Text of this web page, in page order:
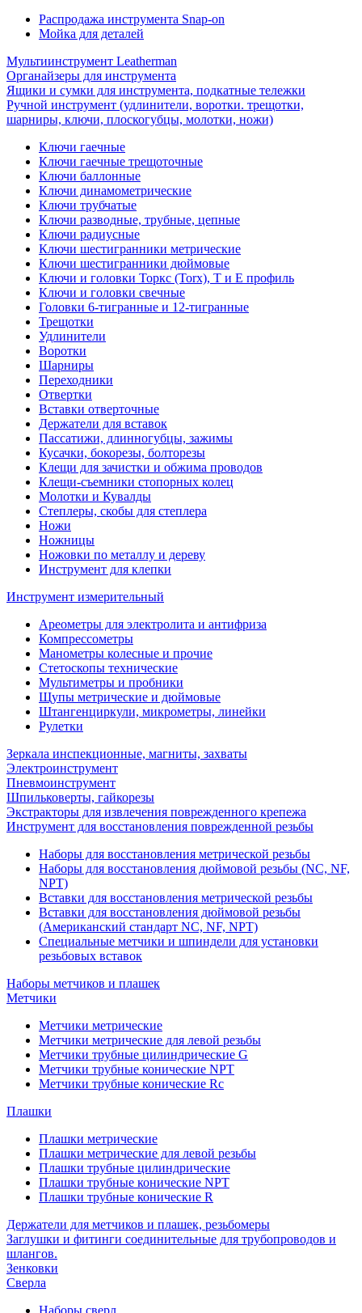
Распродажа инструмента Snap-on
Мойка для деталей
Мультиинструмент Leatherman
Органайзеры для инструмента
Ящики и сумки для инструмента, подкатные тележки
Ручной инструмент (удлинители, воротки. трещотки,
шарниры, ключи, плоскогубцы, молотки, ножи)
Ключи гаечные
Ключи гаечные трещоточные
Ключи баллонные
Ключи динамометрические
Ключи трубчатые
Ключи разводные, трубные, цепные
Ключи радиусные
Ключи шестигранники метрические
Ключи шестигранники дюймовые
Ключи и головки Торкс (Torx), Т и Е профиль
Ключи и головки свечные
Головки 6-тигранные и 12-тигранные
Трещотки
Удлинители
Воротки
Шарниры
Переходники
Отвертки
Вставки отверточные
Держатели для вставок
Пассатижи, длинногубцы, зажимы
Кусачки, бокорезы, болторезы
Клещи для зачистки и обжима проводов
Клещи-съемники стопорных колец
Молотки и Кувалды
Степлеры, скобы для степлера
Ножи
Ножницы
Ножовки по металлу и дереву
Инструмент для клепки
Инструмент измерительный
Ареометры для электролита и антифриза
Компрессометры
Манометры колесные и прочие
Стетоскопы технические
Мультиметры и пробники
Щупы метрические и дюймовые
Штангенциркули, микрометры, линейки
Рулетки
Зеркала инспекционные, магниты, захваты
Электроинструмент
Пневмоинструмент
Шпильковерты, гайкорезы
Экстракторы для извлечения поврежденного крепежа
Инструмент для восстановления поврежденной резьбы
Наборы для восстановления метрической резьбы
Наборы для восстановления дюймовой резьбы (NC, NF,
NPT)
Вставки для восстановления метрической резьбы
Вставки для восстановления дюймовой резьбы
(Американский стандарт NC, NF, NPT)
Специальные метчики и шпиндели для установки
резьбовых вставок
Наборы метчиков и плашек
Метчики
Метчики метрические
Метчики метрические для левой резьбы
Метчики трубные цилиндрические G
Метчики трубные конические NPT
Метчики трубные конические Rc
Плашки
Плашки метрические
Плашки метрические для левой резьбы
Плашки трубные цилиндрические
Плашки трубные конические NPT
Плашки трубные конические R
Держатели для метчиков и плашек, резьбомеры
Заглушки и фитинги соединительные для трубопроводов и
шлангов.
Зенковки
Сверла